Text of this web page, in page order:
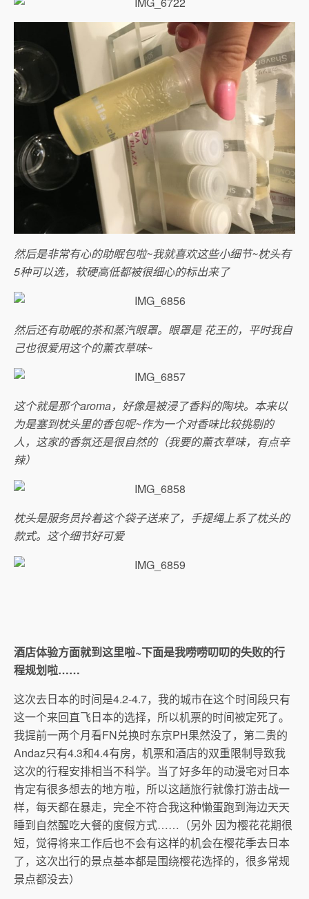
然后是非常有心的助眠包啦~我就喜欢这些小细节~枕头有
5种可以选，软硬高低都被很细心的标出来了
然后还有助眠的茶和蒸汽眼罩。眼罩是 花王的，平时我自
己也很爱用这个的薰衣草味~
这个就是那个aroma，好像是被浸了香料的陶块。本来以
为是塞到枕头里的香包呢~作为一个对香味比较挑剔的
人，这家的香氛还是很自然的（我要的薰衣草味，有点辛
辣）
枕头是服务员拎着这个袋子送来了，手提绳上系了枕头的
款式。这个细节好可爱
酒店体验方面就到这里啦~下面是我唠唠叨叨的失败的行
程规划啦……
这次去日本的时间是4.2-4.7，我的城市在这个时间段只有
这一个来回直飞日本的选择，所以机票的时间被定死了。
我提前一两个月看FN兑换时东京PH果然没了，第二贵的
Andaz只有4.3和4.4有房，机票和酒店的双重限制导致我
这次的行程安排相当不科学。当了好多年的动漫宅对日本
肯定有很多想去的地方啦，所以这趟旅行就像打游击战一
样，每天都在暴走，完全不符合我这种懒蛋跑到海边天天
睡到自然醒吃大餐的度假方式……（另外 因为樱花花期很
短，觉得将来工作后也不会有这样的机会在樱花季去日本
了，这次出行的景点基本都是围绕樱花选择的，很多常规
景点都没去）